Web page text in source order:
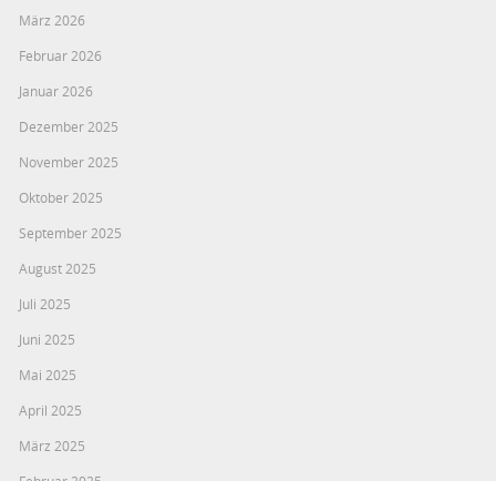
März 2026
Februar 2026
Januar 2026
Dezember 2025
November 2025
Oktober 2025
September 2025
August 2025
Juli 2025
Juni 2025
Mai 2025
April 2025
März 2025